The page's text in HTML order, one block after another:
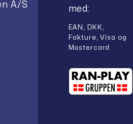
A/S
med:
EAN, DKK,
Fakture, Visa og
Mastercard